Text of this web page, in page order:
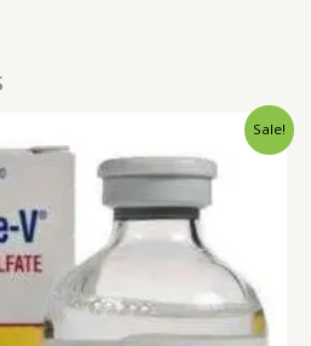
Sale!
price
was:
$210.00.
is:
$180.00.